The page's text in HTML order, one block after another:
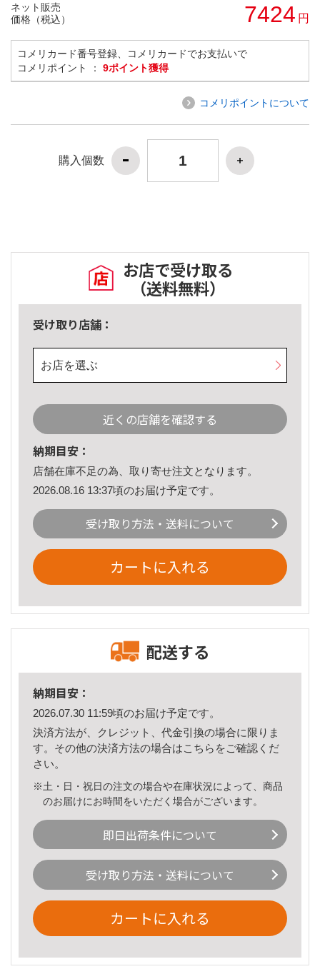
ネット販売
価格（税込）
7424 円
コメリカード番号登録、コメリカードでお支払いで
コメリポイント ： 9ポイント獲得
コメリポイントについて
購入個数
お店で受け取る
（送料無料）
受け取り店舗：
お店を選ぶ
近くの店舗を確認する
納期目安：
店舗在庫不足の為、取り寄せ注文となります。
2026.08.16 13:37頃のお届け予定です。
受け取り方法・送料について
カートに入れる
配送する
納期目安：
2026.07.30 11:59頃のお届け予定です。
決済方法が、クレジット、代金引換の場合に限りま
す。その他の決済方法の場合はこちら をご確認くだ
さい。
※土・日・祝日の注文の場合や在庫状況によって、商品
のお届けにお時間をいただく場合がございます。
即日出荷条件について
受け取り方法・送料について
カートに入れる